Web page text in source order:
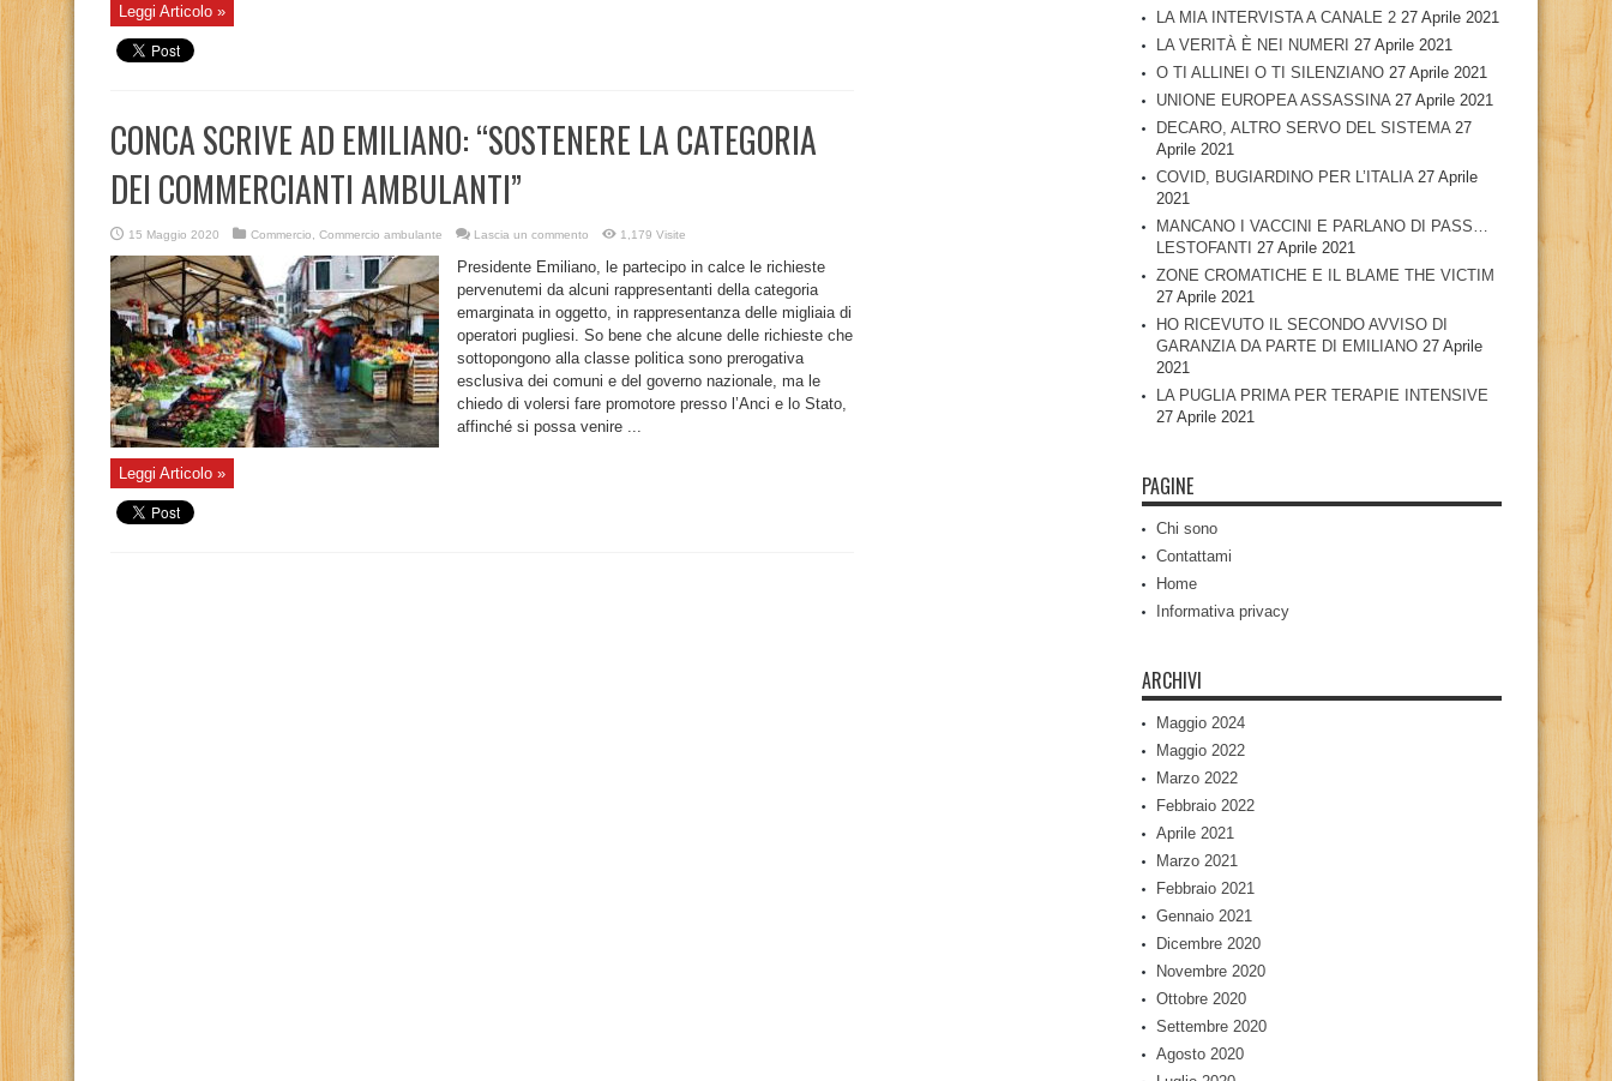
Leggi Articolo »
CONCA SCRIVE AD EMILIANO: “SOSTENERE LA CATEGORIA
DEI COMMERCIANTI AMBULANTI”
15 Maggio 2020 Commercio Commercio ambulante Lascia un commento 1,179 Visite
Presidente Emiliano, le partecipo in calce le richieste
pervenutemi da alcuni rappresentanti della categoria
emarginata in oggetto, in rappresentanza delle migliaia di
operatori pugliesi. So bene che alcune delle richieste che
sottopongono alla classe politica sono prerogativa
esclusiva dei comuni e del governo nazionale, ma le
chiedo di volersi fare promotore presso l’Anci e lo Stato,
affinché si possa venire ...
Leggi Articolo »
LA MIA INTERVISTA A CANALE 2 27 Aprile 2021
LA VERITÀ È NEI NUMERI 27 Aprile 2021
O TI ALLINEI O TI SILENZIANO 27 Aprile 2021
UNIONE EUROPEA ASSASSINA 27 Aprile 2021
DECARO, ALTRO SERVO DEL SISTEMA 27
Aprile 2021
COVID, BUGIARDINO PER L’ITALIA 27 Aprile
2021
MANCANO I VACCINI E PARLANO DI PASS…
LESTOFANTI 27 Aprile 2021
ZONE CROMATICHE E IL BLAME THE VICTIM
27 Aprile 2021
HO RICEVUTO IL SECONDO AVVISO DI
GARANZIA DA PARTE DI EMILIANO 27 Aprile
2021
LA PUGLIA PRIMA PER TERAPIE INTENSIVE
27 Aprile 2021
PAGINE
Chi sono
Contattami
Home
Informativa privacy
ARCHIVI
Maggio 2024
Maggio 2022
Marzo 2022
Febbraio 2022
Aprile 2021
Marzo 2021
Febbraio 2021
Gennaio 2021
Dicembre 2020
Novembre 2020
Ottobre 2020
Settembre 2020
Agosto 2020